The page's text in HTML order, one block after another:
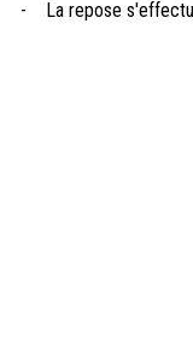
- La repose